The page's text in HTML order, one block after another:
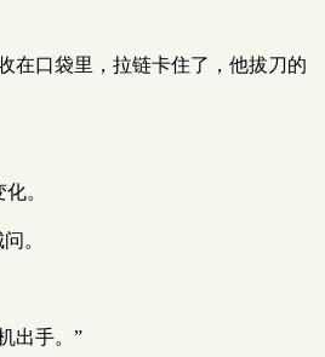
在口袋里，拉链卡住了，他拔刀的
。
。
出手。”